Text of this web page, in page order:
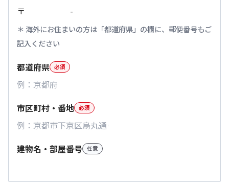
〒 -
海外にお住まいの方は「都道府県」の欄に、郵便番号もご
記入ください
都道府県 必須
市区町村・番地 必須
建物名・部屋番号 任意